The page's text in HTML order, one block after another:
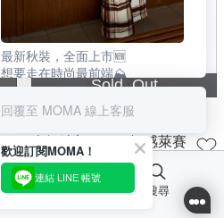
Sold Out
人氣追加 | M+ | 輕感萊賽
爾棉質牛仔五分寬褲
NT$1,680
最愛 活動 搜尋
最新秋裝，全面上市🆕
想要走在時尚最前端⛰️
必須搶先一個季別選購🛍️
這樣在秋季來臨，立馬出彩🌟
| SEE MORE✨ |
回覆至 MOMA 線上客服
歡迎訂閱MOMA！
連結 LINE 帳號